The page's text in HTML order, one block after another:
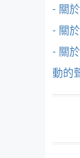
- 關
- 關
- 關
動的